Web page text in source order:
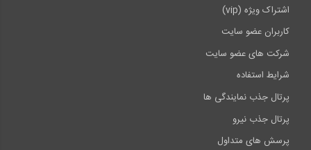
اشتراک ویژه (vip)
کاربران عضو سایت
شرکت های عضو سایت
شرایط استفاده
پرتال جذب نمایندگی ها
پرتال جذب نیرو
پرسش های متداول